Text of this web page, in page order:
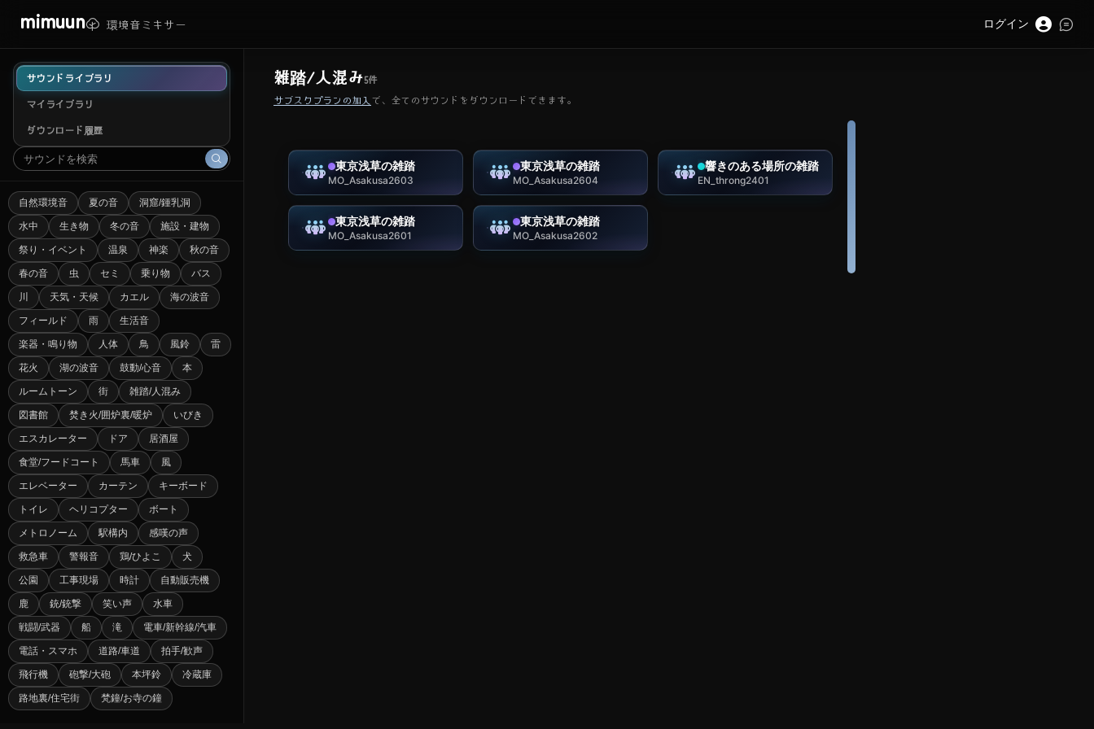
サウンドライブラリ
マイライブラリ
ダウンロード履歴
自然環境音 夏の音 洞窟/鍾乳洞
水中 生き物 冬の音 施設・建物
祭り・イベント 温泉 神楽 秋の音
春の音 虫 セミ 乗り物 バス
川 天気・天候 カエル 海の波音
フィールド 雨 生活音
楽器・鳴り物 人体 鳥 風鈴 雷
花火 湖の波音 鼓動/心音 本
ルームトーン 街 雑踏/人混み
図書館 焚き火/囲炉裏/暖炉 いびき
エスカレーター ドア 居酒屋
食堂/フードコート 馬車 風
エレベーター カーテン キーボード
トイレ ヘリコプター ボート
メトロノーム 駅構内 感嘆の声
救急車 警報音 鶏/ひよこ 犬
公園 工事現場 時計 自動販売機
鹿 銃/銃撃 笑い声 水車
戦闘/武器 船 滝 電車/新幹線/汽車
電話・スマホ 道路/車道 拍手/歓声
飛行機 砲撃/大砲 本坪鈴 冷蔵庫
路地裏/住宅街 梵鐘/お寺の鐘
雑踏/人混み5件
サブスクプランの加入 で、全てのサウンドをダウンロードできます。
東京浅草の雑踏
MO_Asakusa2603
東京浅草の雑踏
MO_Asakusa2604
響きのある場所の雑踏
EN_throng2401
東京浅草の雑踏
MO_Asakusa2601
東京浅草の雑踏
MO_Asakusa2602
mimuun 環境音ミキサー ログイン